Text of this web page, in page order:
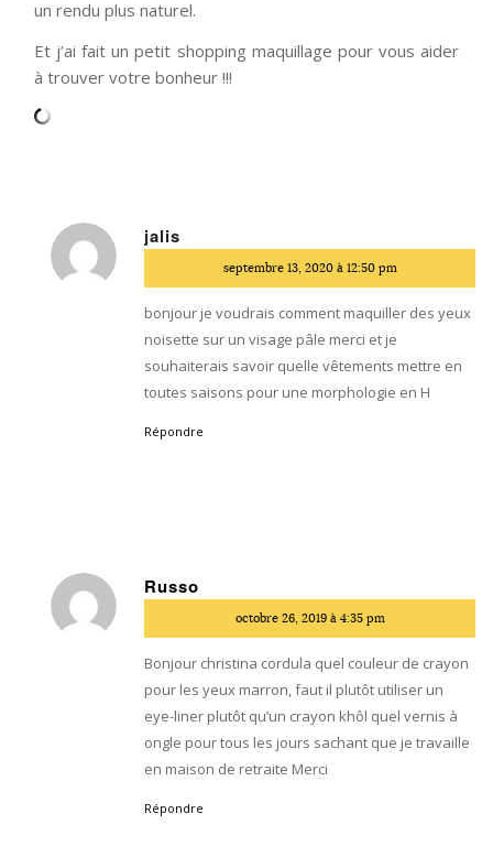
un rendu plus naturel.
Et j’ai fait un petit shopping maquillage pour vous aider
à trouver votre bonheur !!!
jalis
:
septembre 13, 2020 à 12:50 pm
bonjour je voudrais comment maquiller des yeux
noisette sur un visage pâle merci et je
souhaiterais savoir quelle vêtements mettre en
toutes saisons pour une morphologie en H
Répondre
Russo
:
octobre 26, 2019 à 4:35 pm
Bonjour christina cordula quel couleur de crayon
pour les yeux marron, faut il plutôt utiliser un
eye-liner plutôt qu’un crayon khôl quel vernis à
ongle pour tous les jours sachant que je travaille
en maison de retraite Merci
Répondre